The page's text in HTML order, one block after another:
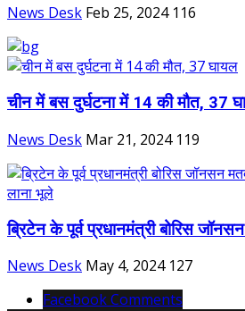
News Desk Feb 25, 2024 116
चीन में बस दुर्घटना में 14 की मौत, 37
News Desk Mar 21, 2024 119
ब्रिटेन के पूर्व प्रधानमंत्री बोरिस
News Desk May 4, 2024 127
Facebook Comments